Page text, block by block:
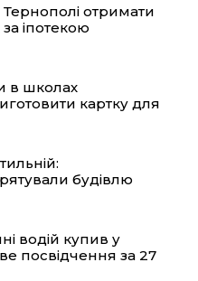
отримати
іпотекою
в школах
картку для
будівлю
водій купив у
посвідчення за 27